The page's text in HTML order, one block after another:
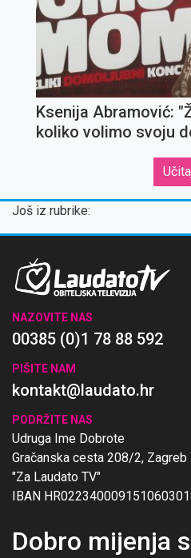
Ksenija Abramović:
koliko volimo svoju
Još iz rubrike:
NAZOVITE NAS
00385 (0)1 78 88 592
PIŠITE NAM
kontakt@laudato.hr
PODRŽITE NAS
Udruga Ime Dobrote
Gračanska cesta 208/2, Zagreb
"Za Laudato TV"
IBAN
Dobro mijenja